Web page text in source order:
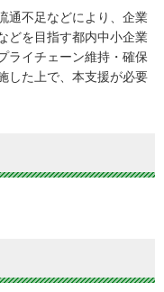
通不足などにより、企業
どを目指す都内中小企業
ライチェーン維持・確保
した上で、本支援が必要